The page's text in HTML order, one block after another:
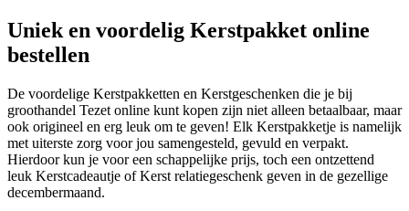
Uniek en voordelig Kerstpakket online
bestellen
De voordelige Kerstpakketten en Kerstgeschenken die je bij
groothandel Tezet online kunt kopen zijn niet alleen betaalbaar, maar
ook origineel en erg leuk om te geven! Elk Kerstpakketje is namelijk
met uiterste zorg voor jou samengesteld, gevuld en verpakt.
Hierdoor kun je voor een schappelijke prijs, toch een ontzettend
leuk Kerstcadeautje of Kerst relatiegeschenk geven in de gezellige
decembermaand.